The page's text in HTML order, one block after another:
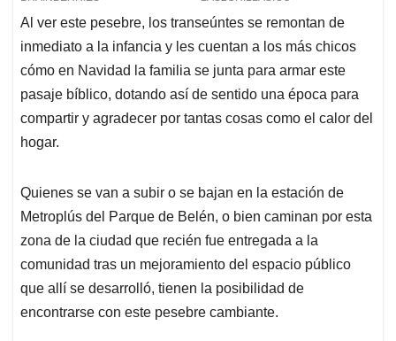
Al ver este pesebre, los transeúntes se remontan de
inmediato a la infancia y les cuentan a los más chicos
cómo en Navidad la familia se junta para armar este
pasaje bíblico, dotando así de sentido una época para
compartir y agradecer por tantas cosas como el calor del
hogar.
Quienes se van a subir o se bajan en la estación de
Metroplús del Parque de Belén, o bien caminan por esta
zona de la ciudad que recién fue entregada a la
comunidad tras un mejoramiento del espacio público
que allí se desarrolló, tienen la posibilidad de
encontrarse con este pesebre cambiante.